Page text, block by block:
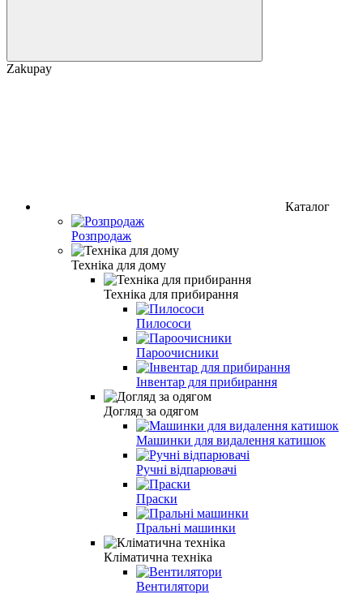
Zakupay
Каталог
Розпродаж
Техніка для дому
Техніка для прибирання
Пилососи
Пароочисники
Інвентар для прибирання
Догляд за одягом
Машинки для видалення катишок
Ручні відпарювачі
Праски
Пральні машинки
Кліматична техніка
Вентилятори